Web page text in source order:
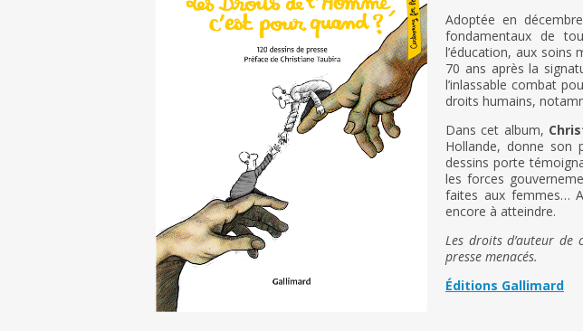
Adoptée en
fondamentaux de
l’éducation, aux soins
70 ans après la
l’inlassable combat
droits humains,
Dans cet album,
Hollande, donne son
dessins porte
les forces
faites aux femmes…
encore à atteindre.
Les droits d’auteur de
presse menacés.
Éditions Gallimard